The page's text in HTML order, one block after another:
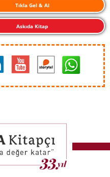
Tıkla Gel & Al
Askıda Kitap